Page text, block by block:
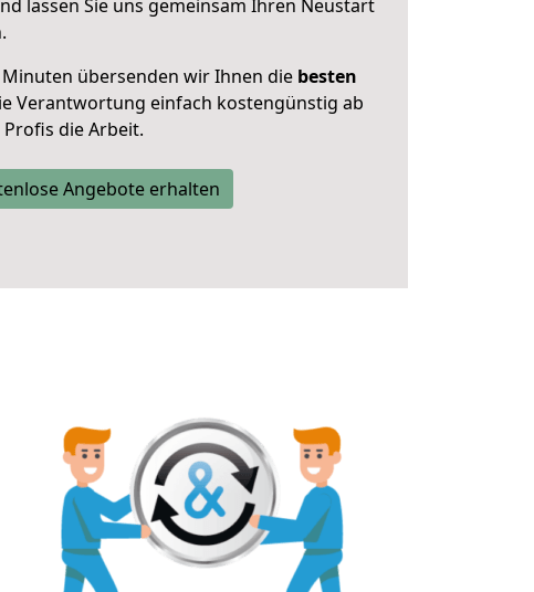
lassen Sie uns gemeinsam Ihren Neustart
Minuten übersenden wir Ihnen die besten
Verantwortung einfach kostengünstig ab
die Arbeit.
Angebote erhalten